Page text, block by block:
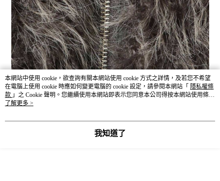
本網站中使用 cookie，欲查詢有關本網站使用 cookie 方式之詳情，及若您不希望
在電腦上使用 cookie 時應如何變更電腦的 cookie 設定，請參閱本網站「 隱私權條
款 」之 Cookie 聲明。您繼續使用本網站即表示您同意本公司得按本網站使用條款
之 Cookie 聲明使用 cookie。
了解更多 >
我知道了